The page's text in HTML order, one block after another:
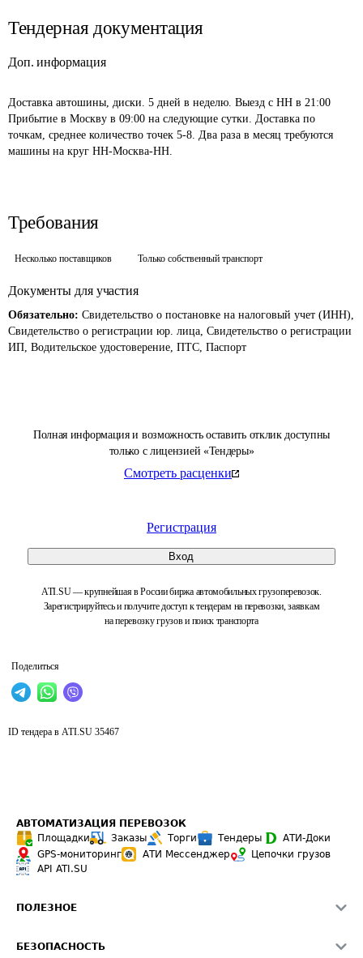
Полная информация и возможность оставить отклик доступны
только с лицензией «Тендеры»
Смотреть расценки
Регистрация
Вход
ATI.SU — крупнейшая в России биржа автомобильных грузоперевозок.
Зарегистрируйтесь и получите доступ к тендерам на перевозки, заявкам
на перевозку грузов и поиск транспорта
Поделиться
Тендерная документация
Доп. информация
Доставка автошины, диски. 5 дней в неделю. Выезд с НН в 21:00
Прибытие в Москву в 09:00 на следующие сутки. Доставка по
точкам, среднее количество точек 5-8. Два раза в месяц требуются
машины на круг НН-Москва-НН.
Требования
Несколько поставщиков Только собственный транспорт
Документы для участия
Обязательно: Свидетельство о постановке на налоговый учет (ИНН),
Свидетельство о регистрации юр. лица, Свидетельство о регистрации
ИП, Водительское удостоверение, ПТС, Паспорт
ID тендера в ATI.SU 35467
АВТОМАТИЗАЦИЯ ПЕРЕВОЗОК
Площадки
Заказы Торги Тендеры
АТИ-Доки
GPS-мониторинг
АТИ Мессенджер
Цепочки грузов
API ATI.SU
ПОЛЕЗНОЕ
БЕЗОПАСНОСТЬ